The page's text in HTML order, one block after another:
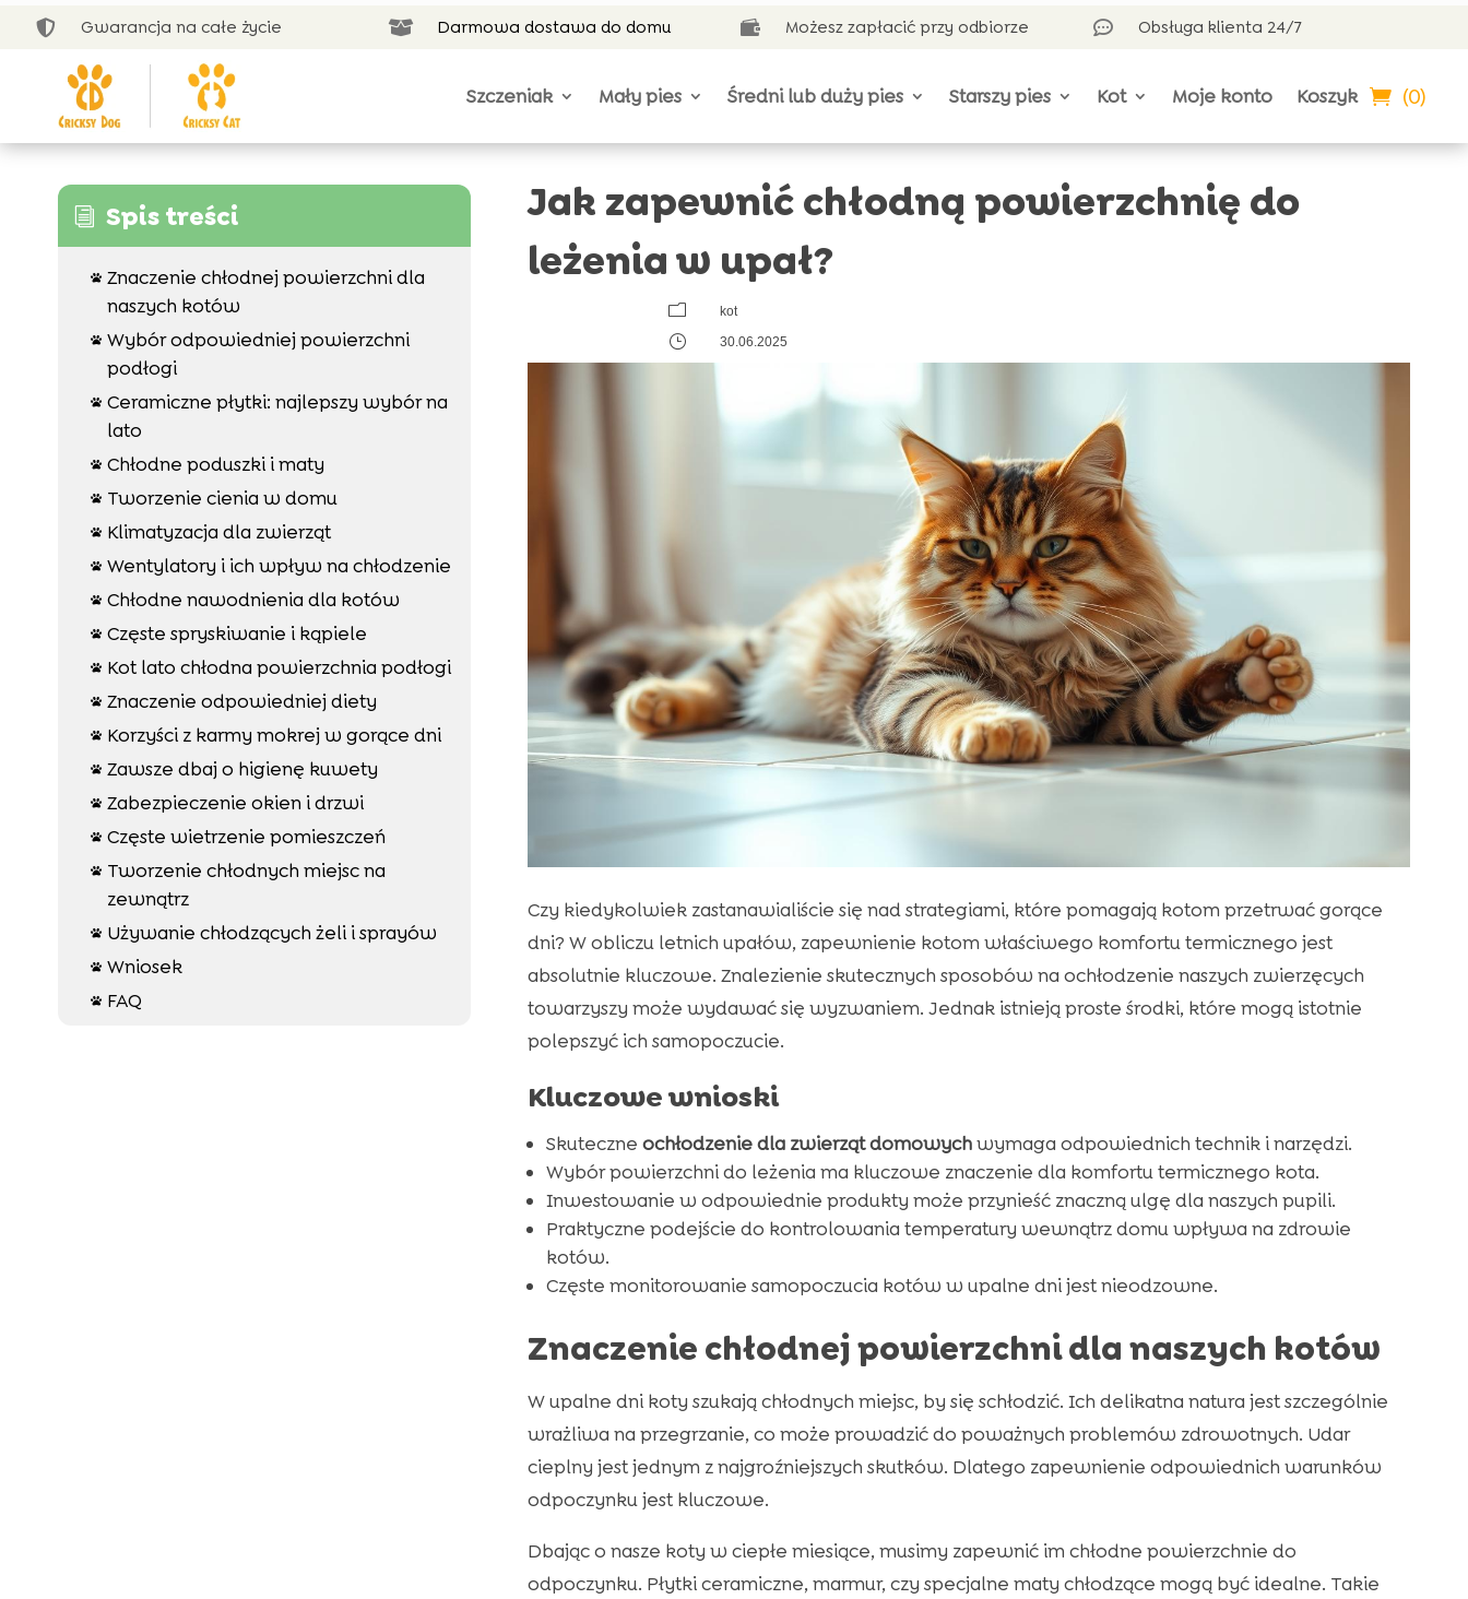
 Gwarancja na całe życie  Darmowa dostawa do domu  Możesz zapłacić przy odbiorze  Obsługa klienta 24/7
Szczeniak Mały pies Średni lub duży pies Starszy pies Kot Moje konto Koszyk (0)
i Spis treści
 Znaczenie chłodnej powierzchni dla
naszych kotów
 Wybór odpowiedniej powierzchni
podłogi
 Ceramiczne płytki: najlepszy wybór na
lato
 Chłodne poduszki i maty
 Tworzenie cienia w domu
 Klimatyzacja dla zwierząt
 Wentylatory i ich wpływ na chłodzenie
 Chłodne nawodnienia dla kotów
 Częste spryskiwanie i kąpiele
 Kot lato chłodna powierzchnia podłogi
 Znaczenie odpowiedniej diety
 Korzyści z karmy mokrej w gorące dni
 Zawsze dbaj o higienę kuwety
 Zabezpieczenie okien i drzwi
 Częste wietrzenie pomieszczeń

Tworzenie chłodnych miejsc na
zewnątrz
 Używanie chłodzących żeli i sprayów
 Wniosek
 FAQ
Jak zapewnić chłodną powierzchnię do
leżenia w upał?
m kot
} 30.06.2025
Czy kiedykolwiek zastanawialiście się nad strategiami, które pomagają kotom przetrwać gorące
dni? W obliczu letnich upałów, zapewnienie kotom właściwego komfortu termicznego jest
absolutnie kluczowe. Znalezienie skutecznych sposobów na ochłodzenie naszych zwierzęcych
towarzyszy może wydawać się wyzwaniem. Jednak istnieją proste środki, które mogą istotnie
polepszyć ich samopoczucie.
Kluczowe wnioski
Skuteczne ochłodzenie dla zwierząt domowychwymaga odpowiednich technik i narzędzi.
Wybór powierzchni do leżenia ma kluczowe znaczenie dla komfortu termicznego kota.
Inwestowanie w odpowiednie produkty może przynieść znaczną ulgę dla naszych pupili.
Praktyczne podejście do kontrolowania temperatury wewnątrz domu wpływa na zdrowie
kotów.
Częste monitorowanie samopoczucia kotów w upalne dni jest nieodzowne.
Znaczenie chłodnej powierzchni dla naszych kotów
W upalne dni koty szukają chłodnych miejsc, by się schłodzić. Ich delikatna natura jest szczególnie
wrażliwa na przegrzanie, co może prowadzić do poważnych problemów zdrowotnych. Udar
cieplny jest jednym z najgroźniejszych skutków. Dlatego zapewnienie odpowiednich warunków
odpoczynku jest kluczowe.
Dbając o nasze koty w ciepłe miesiące, musimy zapewnić im chłodne powierzchnie do
odpoczynku. Płytki ceramiczne, marmur, czy specjalne maty chłodzące mogą być idealne. Takie